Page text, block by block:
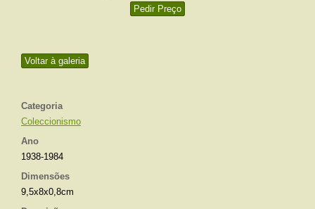
Voltar à galeria
Categoria
Coleccionismo
Ano
1938-1984
Dimensões
9,5x8x0,8cm
Pedir Preço